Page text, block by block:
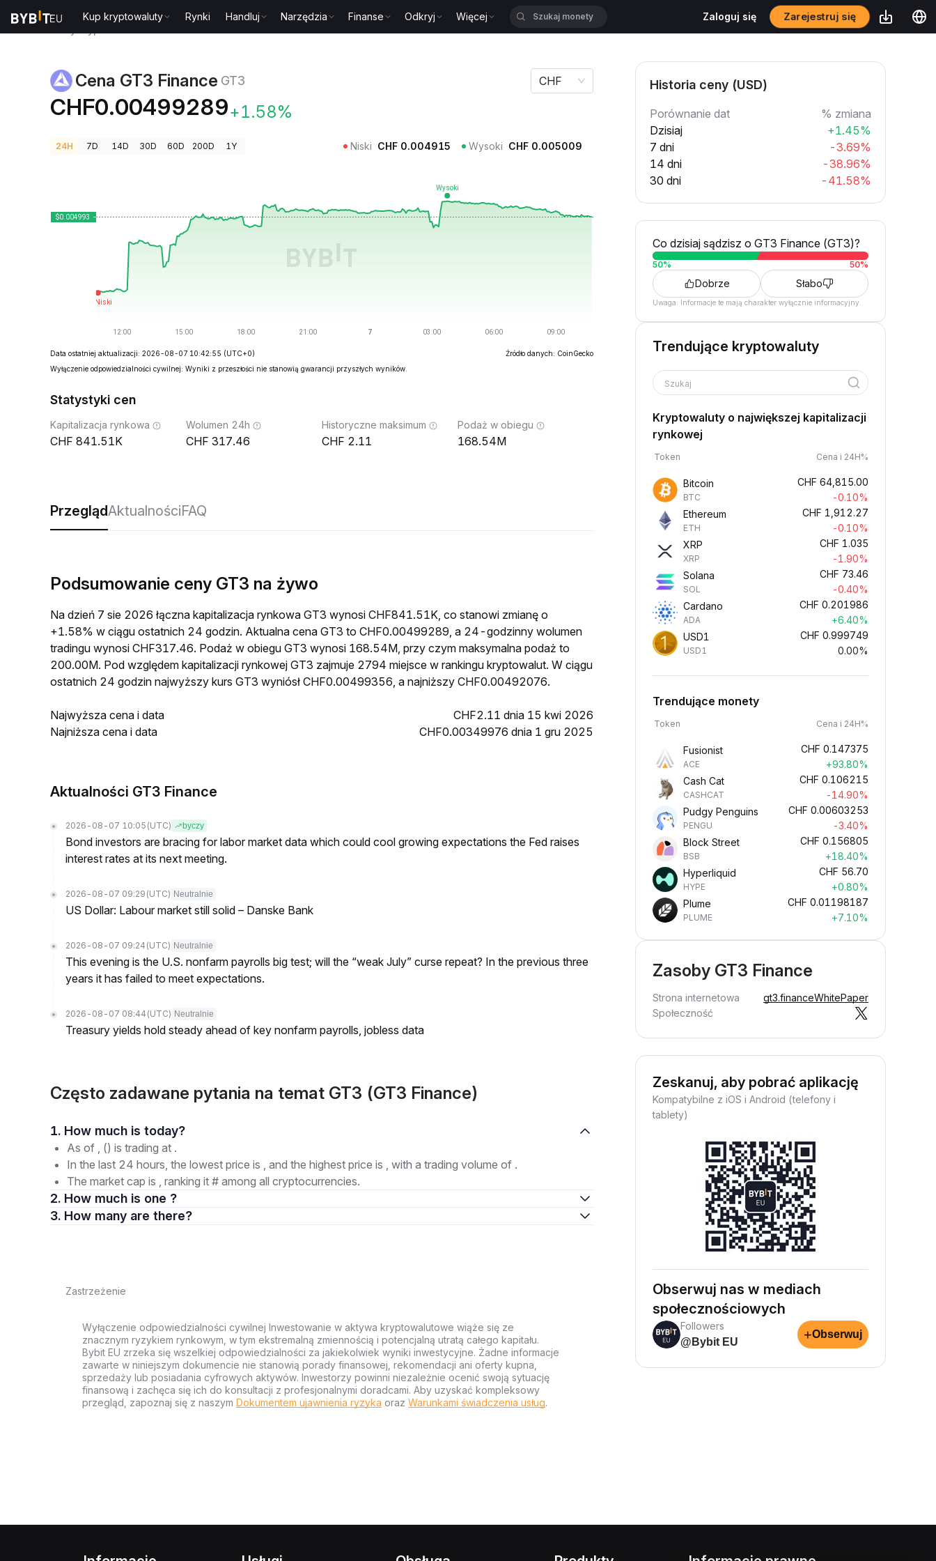
Kup kryptowaluty Rynki Handluj Narzędzia Finanse Odkryj Więcej Zaloguj się Zarejestruj się
Cena GT3 Finance GT3
CHF0.00499289+1.58%
CHF
24H 7D 14D 30D 60D 200D 1Y Niski CHF 0.004915 Wysoki CHF 0.005009
Data ostatniej aktualizacji: 2026-08-07 10:42:55 (UTC+0)
Źródło danych: CoinGecko
Wyłączenie odpowiedzialności cywilnej: Wyniki z przeszłości nie stanowią gwarancji przyszłych wyników.
Statystyki cen
Kapitalizacja rynkowa
841.51K
Wolumen 24h
317.46
Historyczne maksimum
2.11
Podaż w obiegu
168.54M
PrzeglądAktualnościFAQ
Podsumowanie ceny GT3 na żywo
Na dzień 7 sie 2026 łączna kapitalizacja rynkowa GT3 wynosi CHF841.51K, co stanowi zmianę o
+1.58% w ciągu ostatnich 24 godzin. Aktualna cena GT3 to CHF0.00499289, a 24-godzinny wolumen
tradingu wynosi CHF317.46. Podaż w obiegu GT3 wynosi 168.54M, przy czym maksymalna podaż to
200.00M. Pod względem kapitalizacji rynkowej GT3 zajmuje 2794 miejsce w rankingu kryptowalut. W ciągu
ostatnich 24 godzin najwyższy kurs GT3 wyniósł CHF0.00499356, a najniższy CHF0.00492076.
Najwyższa cena i data
CHF2.11 dnia 15 kwi 2026
Najniższa cena i data
CHF0.00349976 dnia 1 gru 2025
Aktualności GT3 Finance
2026-08-07 10:05 (UTC) byczy
Bond investors are bracing for labor market data which could cool growing expectations the Fed raises
interest rates at its next meeting.
2026-08-07 09:29 (UTC) Neutralnie
US Dollar: Labour market still solid – Danske Bank
2026-08-07 09:24 (UTC) Neutralnie
This evening is the U.S. nonfarm payrolls big test; will the “weak July” curse repeat? In the previous three
years it has failed to meet expectations.
2026-08-07 08:44 (UTC) Neutralnie
Treasury yields hold steady ahead of key nonfarm payrolls, jobless data
Często zadawane pytania na temat GT3 (GT3 Finance)
1. How much is today?
As of , () is trading at .
In the last 24 hours, the lowest price is , and the highest price is , with a trading volume of .
The market cap is , ranking it # among all cryptocurrencies.
2. How much is one ?
3. How many are there?
Zastrzeżenie
Wyłączenie odpowiedzialności cywilnej Inwestowanie w aktywa kryptowalutowe wiąże się ze
znacznym ryzykiem rynkowym, w tym ekstremalną zmiennością i potencjalną utratą całego kapitału.
Bybit EU zrzeka się wszelkiej odpowiedzialności za jakiekolwiek wyniki inwestycyjne. Żadne informacje
zawarte w niniejszym dokumencie nie stanowią porady finansowej, rekomendacji ani oferty kupna,
sprzedaży lub posiadania cyfrowych aktywów. Inwestorzy powinni niezależnie ocenić swoją sytuację
finansową i zachęca się ich do konsultacji z profesjonalnymi doradcami. Aby uzyskać kompleksowy
przegląd, zapoznaj się z naszym Dokumentem ujawnienia ryzyka oraz Warunkami świadczenia usług.
Historia ceny (USD)
Porównanie dat
% zmiana
Dzisiaj
+1.45%
7 dni
-3.69%
14 dni
-38.96%
30 dni
-41.58%
Co dzisiaj sądzisz o GT3 Finance (GT3)?
50% 50%
Dobrze Słabo
Uwaga: Informacje te mają charakter wyłącznie informacyjny.
Trendujące kryptowaluty
Szukaj
Kryptowaluty o największej kapitalizacji
rynkowej
Token Cena i 24H%
Bitcoin
BTC
CHF 64,815.00
-0.10%
Ethereum
ETH
CHF 1,912.27
-0.10%
XRP
XRP
CHF 1.035
-1.90%
Solana
SOL
CHF 73.46
-0.40%
Cardano
ADA
CHF 0.201986
+6.40%
USD1
USD1
CHF 0.999749
0.00%
Trendujące monety
Token Cena i 24H%
Fusionist
ACE
CHF 0.147375
+93.80%
Cash Cat
CASHCAT
CHF 0.106215
-14.90%
Pudgy Penguins
PENGU
CHF 0.00603253
-3.40%
Block Street
BSB
CHF 0.156805
+18.40%
Hyperliquid
HYPE
CHF 56.70
+0.80%
Plume
PLUME
CHF 0.01198187
+7.10%
Zasoby GT3 Finance
Strona internetowa gt3.financeWhitePaper
Społeczność
Zeskanuj, aby pobrać aplikację
Kompatybilne z iOS i Android (telefony i
tablety)
Obserwuj nas w mediach
społecznościowych
Followers
@Bybit EU
+Obserwuj